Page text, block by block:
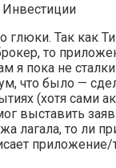
глюки. Так как
то
я пока не
что было —
(хотя сами
выставить
лагала, то ли
приложение/